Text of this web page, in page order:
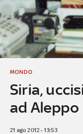
Siria,
ad Aleppo
MONDO
21 ago 2012 - 13:53